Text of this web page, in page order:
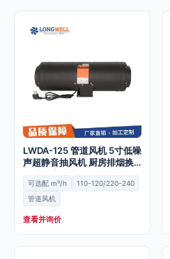
LWDA-125 管道风机 5寸低噪
声超静音抽风机 厨房排烟换
气排风扇
可选配 m³/h
110-120/220-240
管道风机
查看并询价